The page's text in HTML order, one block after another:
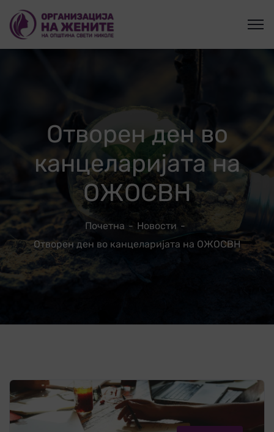
Отворен ден во
канцеларијата на
ОЖОСВН
Почетна
Новости
Отворен ден во канцеларијата на ОЖОСВН